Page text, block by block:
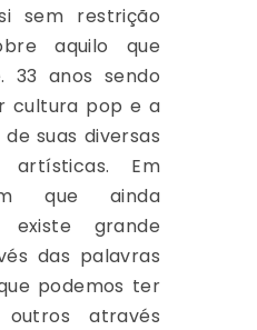
sem restrição
aquilo que
33 anos sendo
cultura pop e a
suas diversas
artísticas. Em
que ainda
grande
das palavras
podemos ter
através